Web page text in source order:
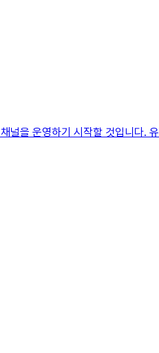
을 운영하기 시작할 것입니다.